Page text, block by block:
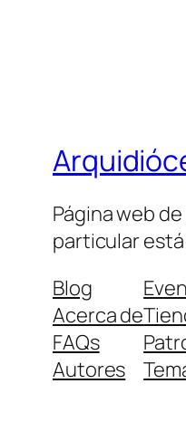
Página web
particular
Blog
Acerca de
FAQs
Autores